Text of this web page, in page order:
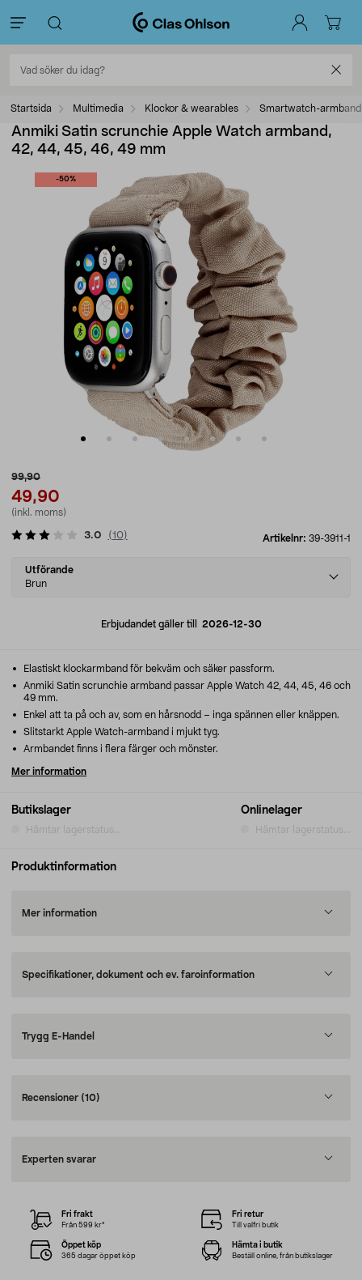
Startsida Multimedia Klockor & wearables Smartwatch-armband
Anmiki Satin scrunchie Apple Watch armband,
42, 44, 45, 46, 49 mm
-50%
99,90
49,90
(inkl. moms)
Artikelnr: 39-3911-1
3.0 (10)
Select
variant
Utförande
Brun
Erbjudandet gäller till 2026-12-30
Butikslager
Hämtar lagerstatus...
Onlinelager
Hämtar lagerstatus...
Elastiskt klockarmband för bekväm och säker passform.
Anmiki Satin scrunchie armband passar Apple Watch 42, 44, 45, 46 och
49 mm.
Enkel att ta på och av, som en hårsnodd – inga spännen eller knäppen.
Slitstarkt Apple Watch-armband i mjukt tyg.
Armbandet finns i flera färger och mönster.
Mer information
Produktinformation
Mer information
Specifikationer, dokument och ev. faroinformation
Trygg E-Handel
Recensioner (10)
Experten svarar
Fri frakt
Från 599 kr*
Fri retur
Till valfri butik
Öppet köp
365 dagar öppet köp
Hämta i butik
Beställ online, från butikslager